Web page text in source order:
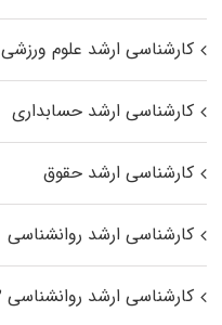
کارشناسی ارشد علوم ورزشی
کارشناسی ارشد حسابداری
کارشناسی ارشد حقوق
کارشناسی ارشد روانشناسی
کارشناسی ارشد روانشناسی ۲